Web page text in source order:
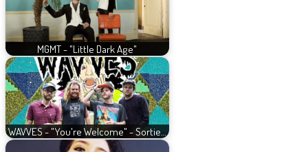
MGMT - "Little Dark Age"
WAVVES - "You're Welcome" - Sortie…